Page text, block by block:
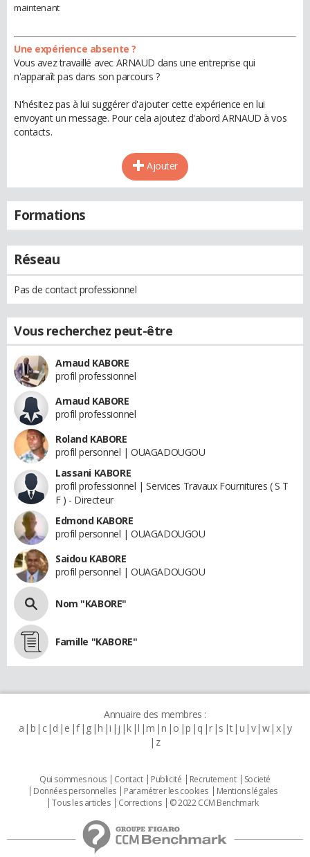
maintenant
Une expérience absente ?
Vous avez travaillé avec ARNAUD dans une entreprise qui
n'apparaît pas dans son parcours ?
N'hésitez pas à lui suggérer d'ajouter cette expérience en lui
envoyant un message. Pour cela ajoutez d'abord ARNAUD à vos
contacts.
Ajouter
Formations
Réseau
Pas de contact professionnel
Vous recherchez peut-être
Arnaud KABORE
profil professionnel
Arnaud KABORE
profil professionnel
Roland KABORE
profil personnel | OUAGADOUGOU
Lassani KABORE
profil professionnel | Services Travaux Fournitures ( S T
F ) - Directeur
Edmond KABORE
profil personnel | OUAGADOUGOU
Saidou KABORE
profil personnel | OUAGADOUGOU
Nom "KABORE"
Famille "KABORE"
Annuaire des membres :
a b c d e f g h i j k l m n o p q r s t u v w x y
z
Qui sommes nous Contact Publicité Recrutement
Societé
Données personnelles
Paramétrer les cookies
Mentions légales
Tous les articles
Corrections © 2022 CCM Benchmark